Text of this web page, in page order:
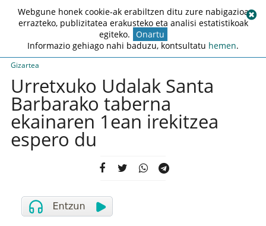
Gizartea
Urretxuko Udalak Santa
Barbarako taberna
ekainaren 1ean irekitzea
espero du
Webgune honek cookie-ak erabiltzen ditu zure nabigazioa
errazteko, publizitatea erakusteko eta analisi estatistikoak
egiteko. Onartu
Informazio gehiago nahi baduzu, kontsultatu hemen.